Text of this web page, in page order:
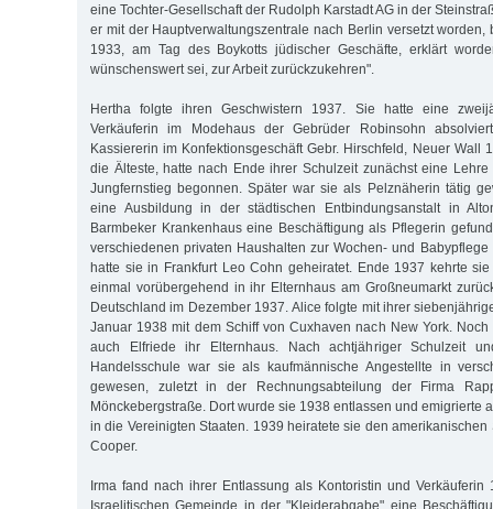
eine Tochter-Gesellschaft der Rudolph Karstadt AG in der
er mit der Hauptverwaltungszentrale nach Berlin versetzt worden,
1933, am Tag des Boykotts jüdischer Geschäfte, erklärt
wünschenswert sei, zur Arbeit zurückzukehren".
Hertha folgte ihren Geschwistern 1937. Sie hatte eine
Verkäuferin im Modehaus der Gebrüder Robinsohn
Kassiererin im Konfektionsgeschäft Gebr. Hirschfeld, Neuer Wall
die Älteste, hatte nach Ende ihrer Schulzeit zunächst eine
Jungfernstieg begonnen. Später war sie als Pelznäherin tätig
eine Ausbildung in der städtischen Entbindungsanstalt in
Barmbeker Krankenhaus eine Beschäftigung als Pflegerin
verschiedenen privaten Haushalten zur Wochen- und
hatte sie in Frankfurt Leo Cohn geheiratet. Ende 1937 kehrte
einmal vorübergehend in ihr Elternhaus am Großneumarkt
Deutschland im Dezember 1937. Alice folgte mit ihrer
Januar 1938 mit dem Schiff von Cuxhaven nach New York.
auch Elfriede ihr Elternhaus. Nach achtjähriger Schulzeit
Handelsschule war sie als kaufmännische Angestellte in
gewesen, zuletzt in der Rechnungsabteilung der Firma
Mönckebergstraße. Dort wurde sie 1938 entlassen und emigrierte
in die Vereinigten Staaten. 1939 heiratete sie den amerikanischen
Cooper.
Irma fand nach ihrer Entlassung als Kontoristin und Verkäuferin
Israelitischen Gemeinde in der "Kleiderabgabe" eine